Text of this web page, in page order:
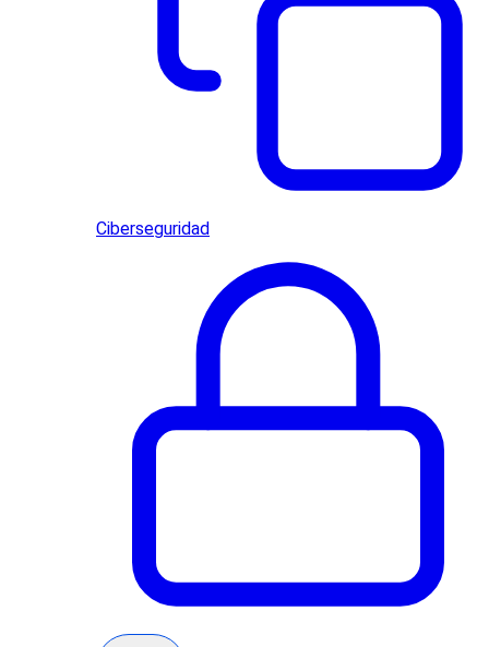
Ciberseguridad